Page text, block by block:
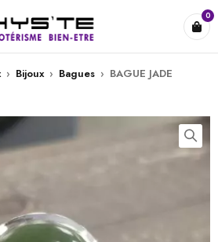
0
› Bijoux › Bagues › BAGUE JADE